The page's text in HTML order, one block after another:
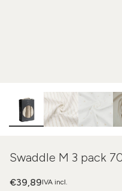
Swaddle M 3 pack
IVA incl.
€39,89